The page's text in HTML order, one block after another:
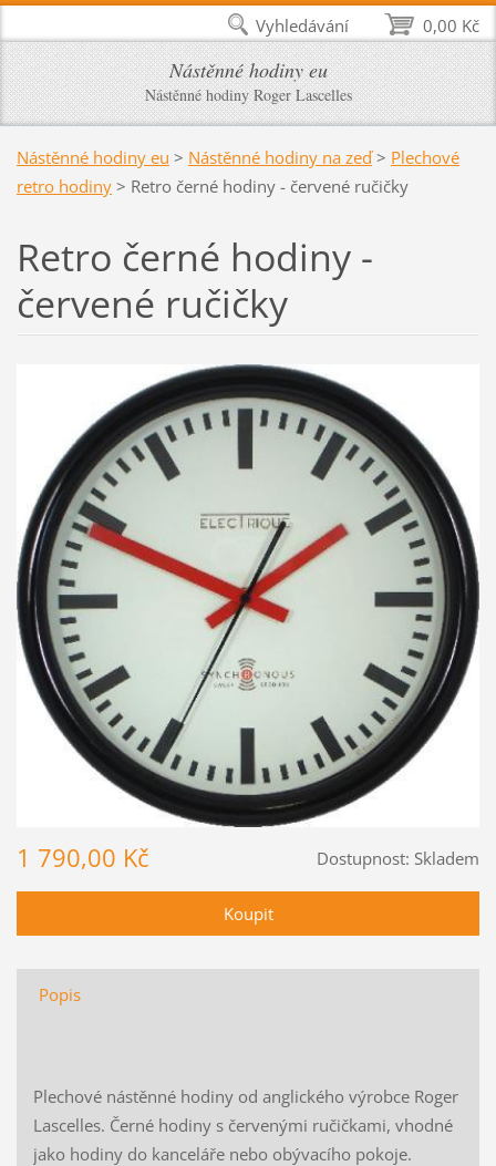
Nástěnné hodiny eu
Nástěnné hodiny Roger Lascelles
Nástěnné hodiny eu > Nástěnné hodiny na zeď > Plechové
retro hodiny > Retro černé hodiny - červené ručičky
Retro černé hodiny -
červené ručičky
Dostupnost: Skladem
1 790,00 Kč
Popis
Plechové nástěnné hodiny od anglického výrobce Roger
Lascelles. Černé hodiny s červenými ručičkami, vhodné
jako hodiny do kanceláře nebo obývacího pokoje.
0,00 Kč
Vyhledávání